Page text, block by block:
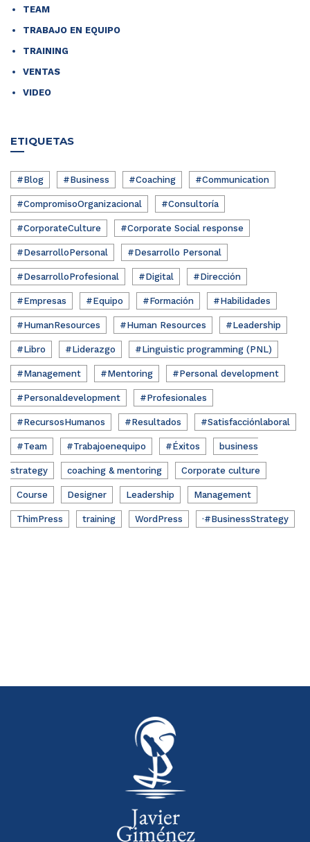
TEAM
TRABAJO EN EQUIPO
TRAINING
VENTAS
VIDEO
ETIQUETAS
#Blog #Business #Coaching #Communication
#CompromisoOrganizacional #Consultoría
#CorporateCulture #Corporate Social response
#DesarrolloPersonal #Desarrollo Personal
#DesarrolloProfesional #Digital #Dirección
#Empresas #Equipo #Formación #Habilidades
#HumanResources #Human Resources #Leadership
#Libro #Liderazgo #Linguistic programming (PNL)
#Management #Mentoring #Personal development
#Personaldevelopment #Profesionales
#RecursosHumanos #Resultados #Satisfacciónlaboral
#Team #Trabajoenequipo #Éxitos business
strategy coaching & mentoring Corporate culture
Course Designer Leadership Management
ThimPress training WordPress ·#BusinessStrategy